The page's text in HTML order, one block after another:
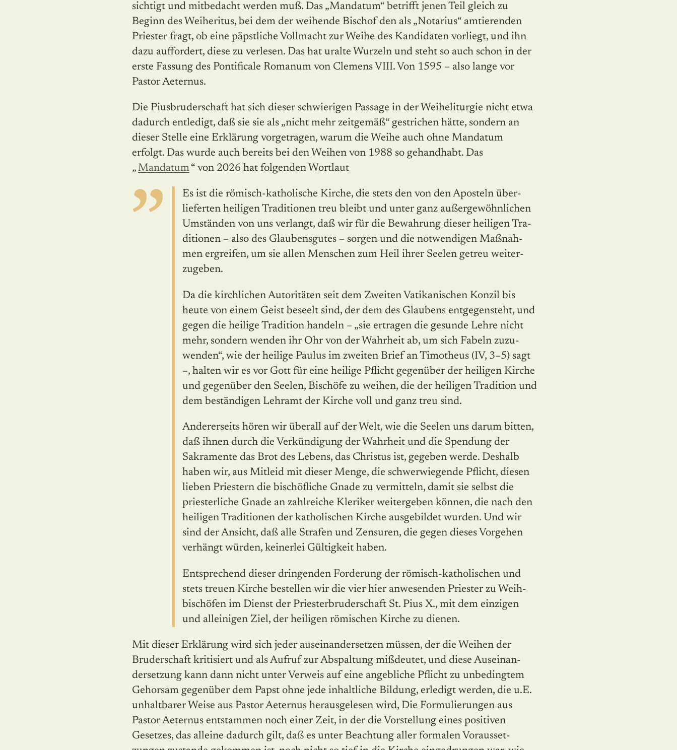
sichtigt und mitbedacht werden muß. Das „Mandatum“ betrifft jenen Teil gleich zu
Beginn des Weiheritus, bei dem der weihende Bischof den als „Notarius“ amtierenden
Priester fragt, ob eine päpstliche Vollmacht zur Weihe des Kandidaten vorliegt, und ihn
dazu auffordert, diese zu verlesen. Das hat uralte Wurzeln und steht so auch schon in der
erste Fassung des Pontificale Romanum von Clemens VIII. Von 1595 – also lange vor
Pastor Aeternus.
Die Piusbruderschaft hat sich dieser schwierigen Passage in der Weihe­liturgie nicht etwa
dadurch entledigt, daß sie sie als „nicht mehr zeitgemäß“ gestrichen hätte, sondern an
dieser Stelle eine Erklärung vorgetragen, warum die Weihe auch ohne Mandatum
erfolgt. Das wurde auch bereits bei den Weihen von 1988 so gehandhabt. Das
„Mandatum“ von 2026 hat folgenden Wortlaut
Es ist die römisch-katholische Kirche, die stets den von den Aposteln über­
lieferten heiligen Traditionen treu bleibt und unter ganz außergewöhnlichen
Umständen von uns verlangt, daß wir für die Bewahrung dieser heiligen Tra­
ditionen – also des Glaubensgutes – sorgen und die notwendigen Maßnah­
men ergreifen, um sie allen Menschen zum Heil ihrer Seelen getreu weiter­
zugeben.
Da die kirchlichen Autoritäten seit dem Zweiten Vatikanischen Konzil bis
heute von einem Geist beseelt sind, der dem des Glaubens entgegensteht, und
gegen die heilige Tradition handeln – „sie ertragen die gesunde Lehre nicht
mehr, sondern wenden ihr Ohr von der Wahrheit ab, um sich Fabeln zuzu­
wenden“, wie der heilige Paulus im zweiten Brief an Timotheus (IV, 3–5) sagt
–, halten wir es vor Gott für eine heilige Pflicht gegenüber der heiligen Kirche
und gegenüber den Seelen, Bischöfe zu weihen, die der heiligen Tradition und
dem beständigen Lehramt der Kirche voll und ganz treu sind.
Andererseits hören wir überall auf der Welt, wie die Seelen uns darum bitten,
daß ihnen durch die Verkündigung der Wahrheit und die Spendung der
Sakramente das Brot des Lebens, das Christus ist, gegeben werde. Deshalb
haben wir, aus Mitleid mit dieser Menge, die schwerwiegende Pflicht, diesen
lieben Priestern die bischöfliche Gnade zu vermitteln, damit sie selbst die
priesterliche Gnade an zahlreiche Kleriker weitergeben können, die nach den
heiligen Traditionen der katholischen Kirche ausgebildet wurden. Und wir
sind der Ansicht, daß alle Strafen und Zensuren, die gegen dieses Vorgehen
verhängt würden, keinerlei Gültigkeit haben.
Entsprechend dieser dringenden Forderung der römisch-katholischen und
stets treuen Kirche bestellen wir die vier hier anwesenden Priester zu Weih­
bischöfen im Dienst der Priesterbruderschaft St. Pius X., mit dem einzigen
und alleinigen Ziel, der heiligen römischen Kirche zu dienen.
Mit dieser Erklärung wird sich jeder auseinandersetzen müssen, der die Weihen der
Bruderschaft kritisiert und als Aufruf zur Abspaltung mißdeutet, und diese Ausei­nan­
dersetzung kann dann nicht unter Verweis auf eine angebliche Pflicht zu unbedingtem
Gehorsam gegenüber dem Papst ohne jede inhaltliche Bildung, erledigt werden, die u.E.
unhaltbarer Weise aus Pastor Aeternus herausgelesen wird, Die Formulierungen aus
Pastor Aeternus entstammen noch einer Zeit, in der die Vorstellung eines positiven
Gesetzes, das alleine dadurch gilt, daß es unter Beachtung aller formalen Vorausset­